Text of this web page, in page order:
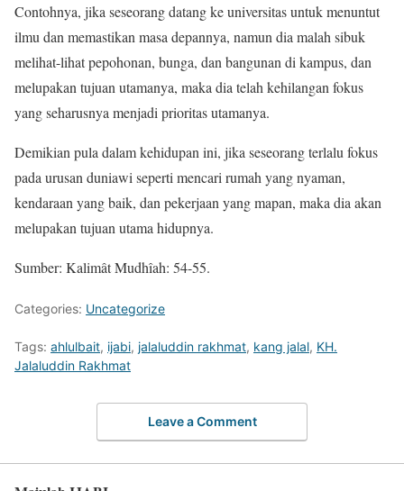
Contohnya, jika seseorang datang ke universitas untuk menuntut
ilmu dan memastikan masa depannya, namun dia malah sibuk
melihat-lihat pepohonan, bunga, dan bangunan di kampus, dan
melupakan tujuan utamanya, maka dia telah kehilangan fokus
yang seharusnya menjadi prioritas utamanya.
Demikian pula dalam kehidupan ini, jika seseorang terlalu fokus
pada urusan duniawi seperti mencari rumah yang nyaman,
kendaraan yang baik, dan pekerjaan yang mapan, maka dia akan
melupakan tujuan utama hidupnya.
Sumber: Kalimât Mudhîah: 54-55.
Categories: Uncategorize
Tags: ahlulbait, ijabi, jalaluddin rakhmat, kang jalal, KH.
Jalaluddin Rakhmat
Leave a Comment